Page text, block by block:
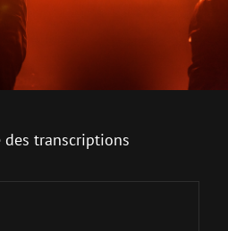
des transcriptions